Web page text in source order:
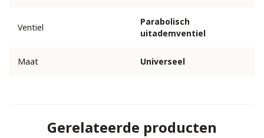
Ventiel
Parabolisch
uitademventiel
Maat Universeel
Gerelateerde producten